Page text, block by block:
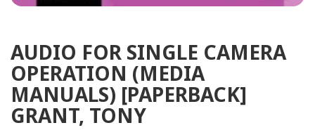
AUDIO FOR SINGLE CAMERA
OPERATION (MEDIA
MANUALS) [PAPERBACK]
GRANT, TONY